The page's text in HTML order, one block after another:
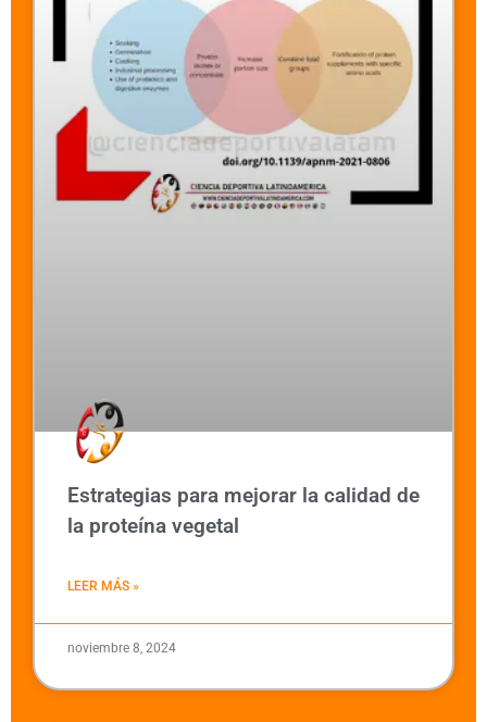
Estrategias para mejorar la calidad de
la proteína vegetal
LEER MÁS »
noviembre 8, 2024